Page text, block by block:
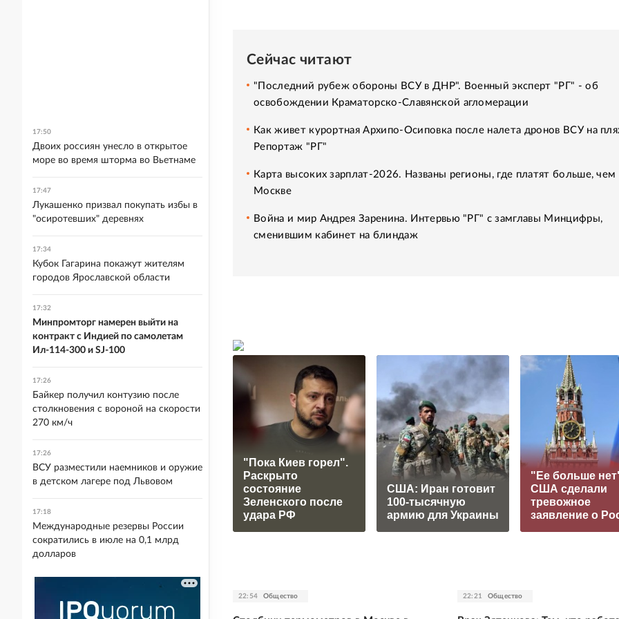
Сейчас читают
"Последний рубеж обороны ВСУ в ДНР". Военный эксперт "РГ" - об
освобождении Краматорско-Славянской агломерации
Как живет курортная Архипо-Осиповка после налета дронов ВСУ на
Репортаж "РГ"
Карта высоких зарплат-2026. Названы регионы, где платят больше, чем
Москве
Война и мир Андрея Заренина. Интервью "РГ" с замглавы Минцифры,
сменившим кабинет на блиндаж
"Пока Киев горел".
Раскрыто
состояние
Зеленского после
удара РФ
США: Иран готовит
100-тысячную
армию для Украины
"Ее больше
США сделали
тревожное
заявление о
22:54 Общество 22:21 Общество
17:50
Двоих россиян унесло в открытое
море во время шторма во Вьетнаме
17:47
Лукашенко призвал покупать избы в
"осиротевших" деревнях
17:34
Кубок Гагарина покажут жителям
городов Ярославской области
17:32
Минпромторг намерен выйти на
контракт с Индией по самолетам
Ил-114-300 и SJ-100
17:26
Байкер получил контузию после
столкновения с вороной на скорости
270 км/ч
17:26
ВСУ разместили наемников и оружие
в детском лагере под Львовом
17:18
Международные резервы России
сократились в июле на 0,1 млрд
долларов